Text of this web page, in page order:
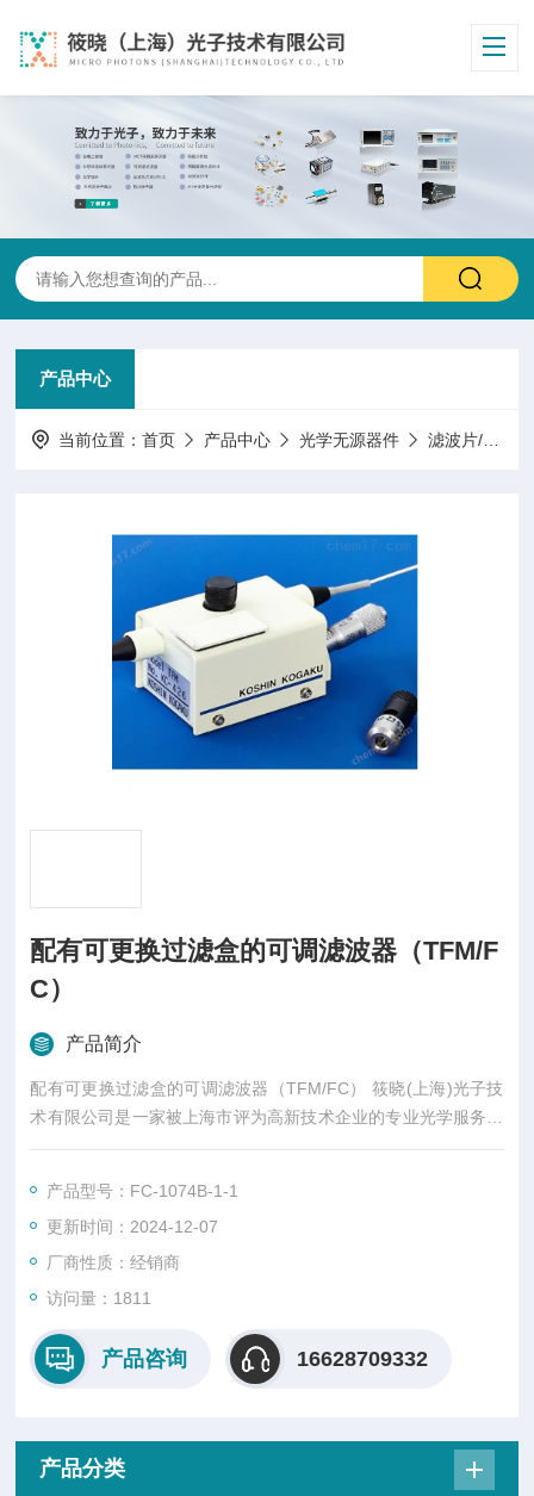
产品中心
当前位置：首页 产品中心 光学无源器件 滤波片/滤光片
配有可更换过滤盒的可调滤波器（TFM/F
C）
产品简介
配有可更换过滤盒的可调滤波器（TFM/FC） 筱晓(上海)光子技
术有限公司是一家被上海市评为高新技术企业的专业光学服务公
司，业务涵盖设备代理以及项目合作研发，建有优良的AOL(Adv
持服务。
产品型号：FC-1074B-1-1
更新时间：2024-12-07
厂商性质：经销商
访问量：1811
产品咨询 16628709332
产品分类